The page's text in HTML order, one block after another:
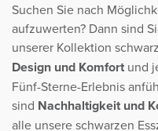
Suchen Sie nach
aufzuwerten? Dann sind
unserer Kollektion
Design und Komfort und
Fünf-Sterne-Erlebnis
sind Nachhaltigkeit und
alle unsere schwarzen